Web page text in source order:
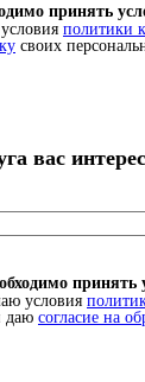
принять
политики
своих
вас
принять
условия
даю согласие на